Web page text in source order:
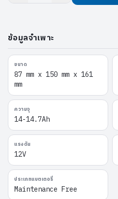
ข้อมูลจำเพาะ
ขนาด
87 mm x 150 mm x 161
mm
ความจุ
14-14.7Ah
แรงดัน
12V
ประเภทแบตเตอรี่
Maintenance Free